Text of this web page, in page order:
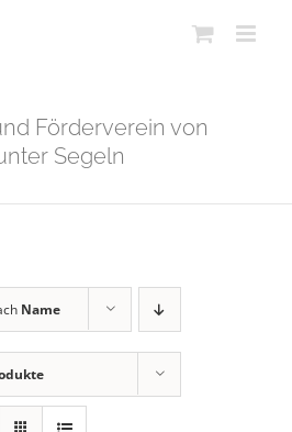
Förderverein von
Segeln
Name